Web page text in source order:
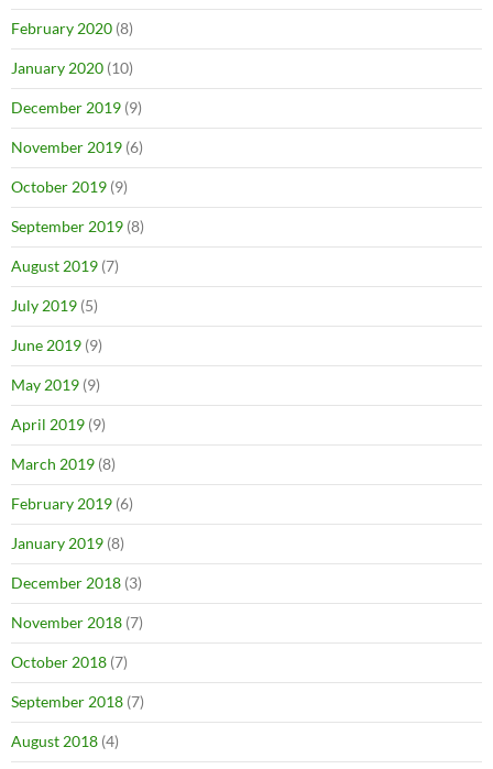
February 2020 (8)
January 2020 (10)
December 2019 (9)
November 2019 (6)
October 2019 (9)
September 2019 (8)
August 2019 (7)
July 2019 (5)
June 2019 (9)
May 2019 (9)
April 2019 (9)
March 2019 (8)
February 2019 (6)
January 2019 (8)
December 2018 (3)
November 2018 (7)
October 2018 (7)
September 2018 (7)
August 2018 (4)